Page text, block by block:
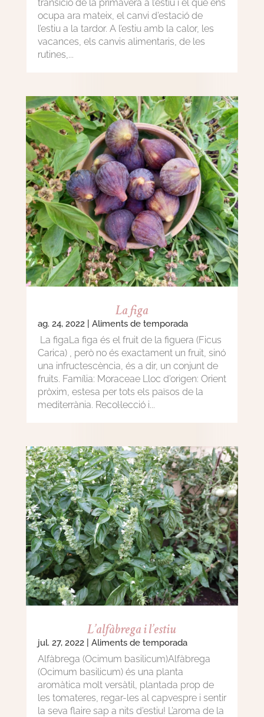
transició de la primavera a l’estiu i el que ens
ocupa ara mateix, el canvi d’estació de
l’estiu a la tardor. A l’estiu amb la calor, les
vacances, els canvis alimentaris, de les
rutines,...
La figa
ag. 24, 2022 Aliments de temporada
La figaLa figa és el fruit de la figuera (Ficus
Carica) , però no és exactament un fruit, sinó
una infructescència, és a dir, un conjunt de
fruits. Família: Moraceae Lloc d’origen: Orient
pròxim, estesa per tots els països de la
mediterrània. Recol·lecció i...
L’alfàbrega i l’estiu
jul. 27, 2022| Aliments de temporada
Alfàbrega (Ocimum basilicum)Alfàbrega
(Ocimum basilicum) és una planta
aromàtica molt versàtil, plantada prop de
les tomateres, regar-les al capvespre i sentir
la seva flaire sap a nits d’estiu! L’aroma de la